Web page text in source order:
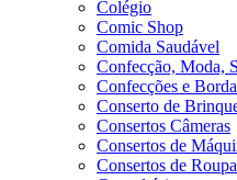
Colégio
Comic Shop
Comida Saudável
Confecção, Moda,
Confecções e
Conserto de
Consertos Câmeras
Consertos de
Consertos de